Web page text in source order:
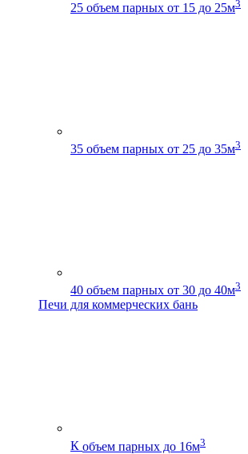
25 объем парных от 15 до 25м3
35 объем парных от 25 до 35м3
40 объем парных от 30 до 40м3
Печи для коммерческих бань
К объем парных до 16м3